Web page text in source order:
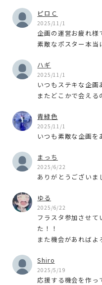
ピロＣ
2025/11/1
企画の運営お疲れ様
素敵なポスター本当
ハギ
2025/11/1
いつもステキな企画
またどこかで会える
青緑色
2025/11/1
いつも素敵な企画を
まっち
2025/6/22
ありがとうございま
ゆる
2025/6/22
フラスタ参加させて
た！！
また機会があればよ
Shiro
2025/5/19
応援する機会を作っ